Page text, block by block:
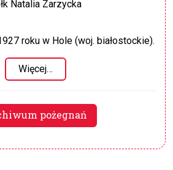
Natalia Zarzycka
roku w Hole (woj. białostockie).
Więcej…
pożegnań